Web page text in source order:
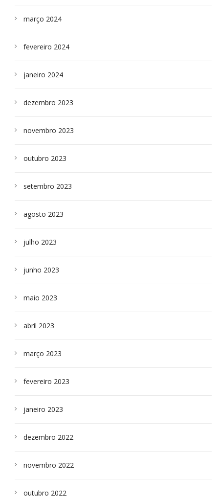
março 2024
fevereiro 2024
janeiro 2024
dezembro 2023
novembro 2023
outubro 2023
setembro 2023
agosto 2023
julho 2023
junho 2023
maio 2023
abril 2023
março 2023
fevereiro 2023
janeiro 2023
dezembro 2022
novembro 2022
outubro 2022